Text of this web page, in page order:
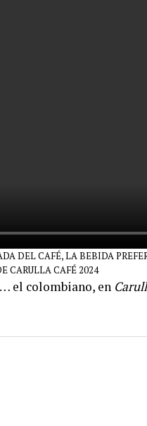
DEL CAFÉ, LA BEBIDA
CARULLA CAFÉ 2024
el colombiano, en